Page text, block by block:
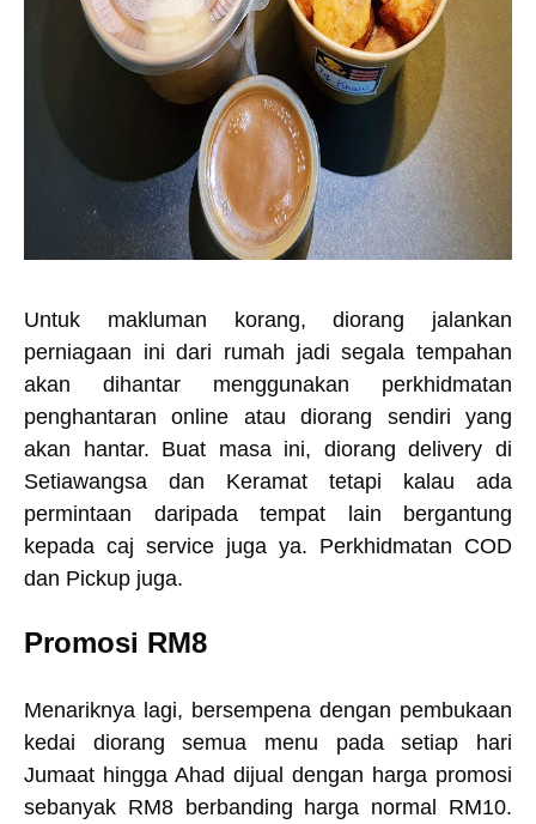
Untuk makluman korang, diorang jalankan
perniagaan ini dari rumah jadi segala tempahan
akan dihantar menggunakan perkhidmatan
penghantaran online atau diorang sendiri yang
akan hantar. Buat masa ini, diorang delivery di
Setiawangsa dan Keramat tetapi kalau ada
permintaan daripada tempat lain bergantung
kepada caj service juga ya. Perkhidmatan COD
dan Pickup juga.
Promosi RM8
Menariknya lagi, bersempena dengan pembukaan
kedai diorang semua menu pada setiap hari
Jumaat hingga Ahad dijual dengan harga promosi
sebanyak RM8 berbanding harga normal RM10.